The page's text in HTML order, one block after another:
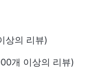
상의 리뷰)
개 이상의 리뷰)